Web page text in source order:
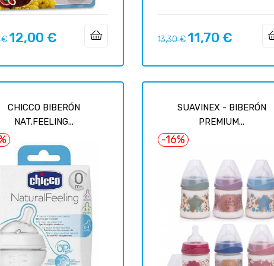
€ Цена
12,00 €
Базовая
13,30 € Цена
11,70 €
CHICCO BIBERÓN
NAT.FEELING...
SUAVINEX - BIBERÓN
PREMIUM...
-16%